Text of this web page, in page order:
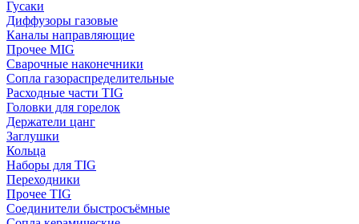
Гусаки
Диффузоры газовые
Каналы направляющие
Прочее MIG
Сварочные наконечники
Сопла газораспределительные
Расходные части TIG
Головки для горелок
Держатели цанг
Заглушки
Кольца
Наборы для TIG
Переходники
Прочее TIG
Соединители быстросъёмные